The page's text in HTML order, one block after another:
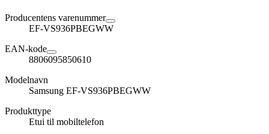
Producentens varenummer
EF-VS936PBEGWW
EAN-kode
8806095850610
Modelnavn
Samsung EF-VS936PBEGWW
Produkttype
Etui til mobiltelefon